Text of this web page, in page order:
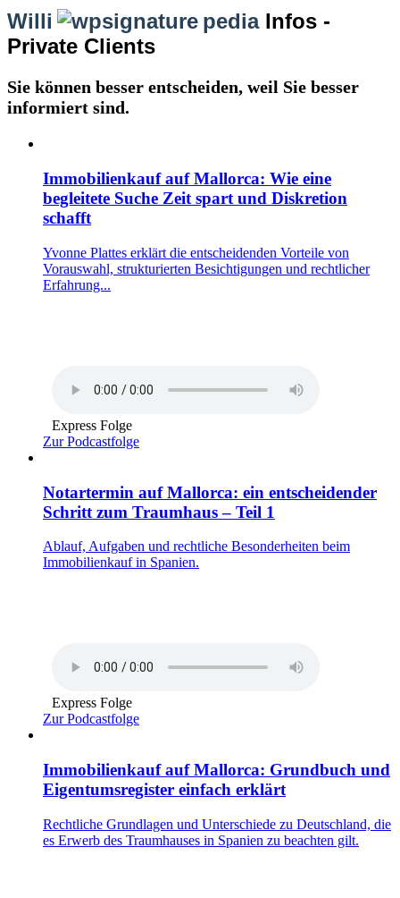
Willi pediaInfos -
Private Clients
Sie können besser entscheiden, weil Sie besser
informiert sind.
Immobilienkauf auf Mallorca: Wie eine
begleitete Suche Zeit spart und Diskretion
schafft
Yvonne Plattes erklärt die entscheidenden Vorteile von
Vorauswahl, strukturierten Besichtigungen und rechtlicher
Erfahrung...
Express Folge
Zur Podcastfolge
Notartermin auf Mallorca: ein entscheidender
Schritt zum Traumhaus – Teil 1
Ablauf, Aufgaben und rechtliche Besonderheiten beim
Immobilienkauf in Spanien.
Express Folge
Zur Podcastfolge
Immobilienkauf auf Mallorca: Grundbuch und
Eigentumsregister einfach erklärt
Rechtliche Grundlagen und Unterschiede zu Deutschland, die
es Erwerb des Traumhauses in Spanien zu beachten gilt.